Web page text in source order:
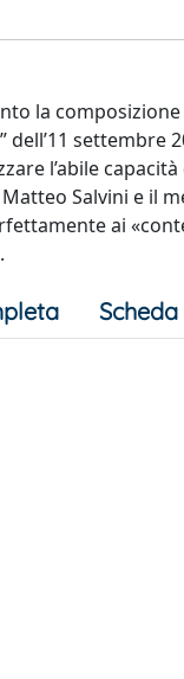
la
settembre
l’abile
Salvini e il
ai